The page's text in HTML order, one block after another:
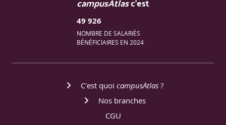
49 926
NOMBRE DE SALARIÉS
BÉNÉFICIAIRES EN 2024
C'est quoi campusAtlas ?
Nos branches
CGU